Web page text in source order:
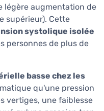
légère augmentation de
supérieur). Cette
systolique isolée
personnes de plus de
basse chez les
qu'une pression
vertiges, une faiblesse